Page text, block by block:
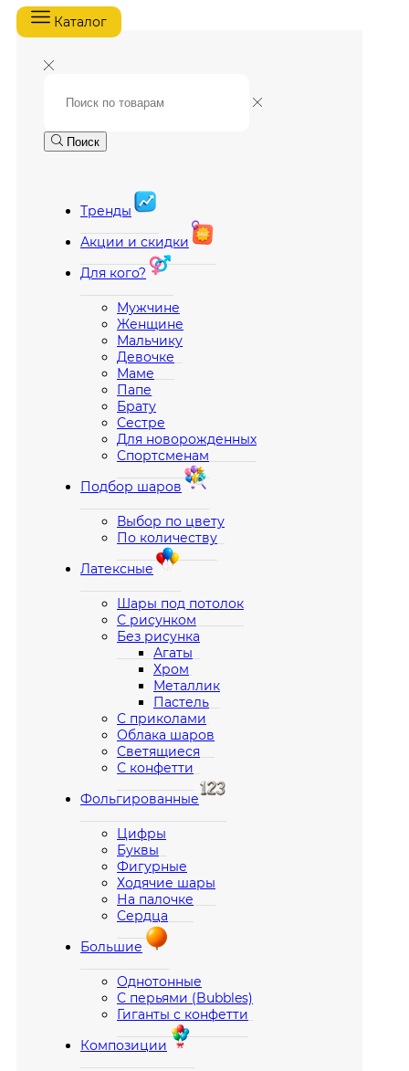
Каталог
Поиск
Тренды
Акции и скидки
Для кого?
Мужчине
Женщине
Мальчику
Девочке
Маме
Папе
Брату
Сестре
Для новорожденных
Спортсменам
Подбор шаров
Выбор по цвету
По количеству
Латексные
Шары под потолок
С рисунком
Без рисунка
Агаты
Хром
Металлик
Пастель
С приколами
Облака шаров
Светящиеся
С конфетти
Фольгированные
Цифры
Буквы
Фигурные
Ходячие шары
На палочке
Сердца
Большие
Однотонные
С перьями (Bubbles)
Гиганты с конфетти
Композиции